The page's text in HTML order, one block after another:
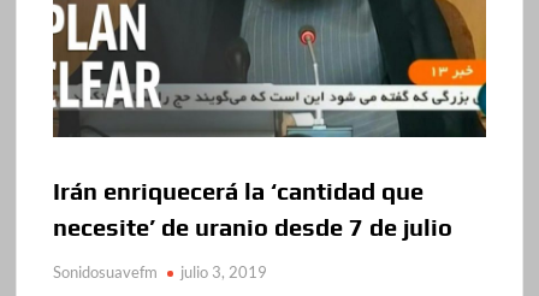
Irán enriquecerá la ‘cantidad que
necesite’ de uranio desde 7 de julio
Sonidosuavefm julio 3, 2019